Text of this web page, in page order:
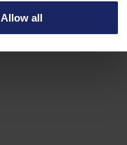
Allow all